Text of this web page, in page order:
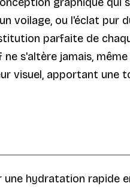
voilage, ou l'éclat pur
parfaite de
s'altère jamais,
visuel, apportant une
hydratation rapide